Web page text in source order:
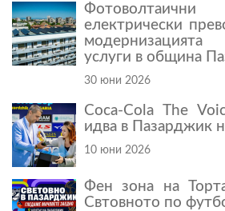
електрически
услуги в община
30 юни 2026
Coca-Cola The
идва в Пазарджик
10 юни 2026
Фен зона на
Свтовното по